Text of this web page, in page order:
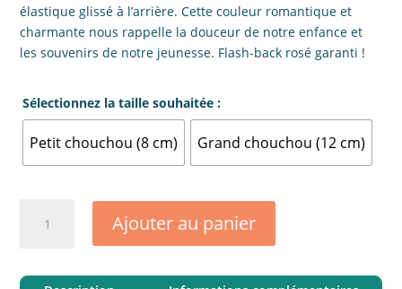
élastique glissé à l’arrière. Cette couleur romantique et
charmante nous rappelle la douceur de notre enfance et
les souvenirs de notre jeunesse. Flash-back rosé garanti !
Sélectionnez la taille souhaitée :
Petit chouchou (8 cm) Grand chouchou (12 cm)
Ajouter au panier